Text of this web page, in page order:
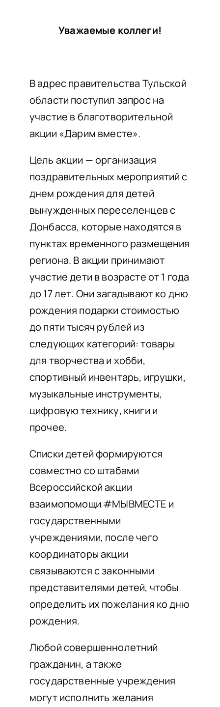
О ПРИЕМЕ
КОНТАКТЫ
ОТЗЫВЫ
Уважаемые коллеги!
В адрес правительства Тульской
области поступил запрос на
участие в благотворительной
акции «Дарим вместе».
Цель акции — организация
поздравительных мероприятий с
днем рождения для детей
вынужденных переселенцев с
Донбасса, которые находятся в
пунктах временного размещения
региона. В акции принимают
участие дети в возрасте от 1 года
до 17 лет. Они загадывают ко дню
рождения подарки стоимостью
до пяти тысяч рублей из
следующих категорий: товары
для творчества и хобби,
спортивный инвентарь, игрушки,
музыкальные инструменты,
цифровую технику, книги и
прочее.
Списки детей формируются
совместно со штабами
Всероссийской акции
взаимопомощи #МЫВМЕСТЕ и
государственными
учреждениями, после чего
координаторы акции
связываются с законными
представителями детей, чтобы
определить их пожелания ко дню
рождения.
Любой совершеннолетний
гражданин, а также
государственные учреждения
могут исполнить желания